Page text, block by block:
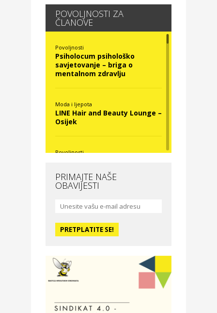
POVOLJNOSTI ZA
ČLANOVE
Povoljnosti
Psiholocum psihološko
savjetovanje – briga o
mentalnom zdravlju
Moda i ljepota
LINE Hair and Beauty Lounge –
Osijek
Povoljnosti
Moda i ljepota
studio – Osijek
Zdravlje i osiguranje
PRIMAJTE NAŠE
OBAVIJESTI